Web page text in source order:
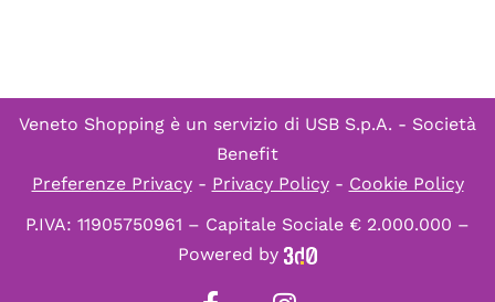
Veneto Shopping è un servizio di USB S.p.A. - Società
Benefit
Preferenze Privacy- Privacy Policy- Cookie Policy
P.IVA: 11905750961 – Capitale Sociale € 2.000.000 –
Powered by